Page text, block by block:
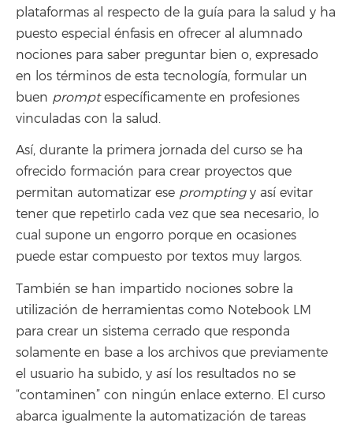
plataformas al respecto de la guía para la salud y ha
puesto especial énfasis en ofrecer al alumnado
nociones para saber preguntar bien o, expresado
en los términos de esta tecnología, formular un
buen promptespecíficamente en profesiones
vinculadas con la salud.
Así, durante la primera jornada del curso se ha
ofrecido formación para crear proyectos que
permitan automatizar ese promptingy así evitar
tener que repetirlo cada vez que sea necesario, lo
cual supone un engorro porque en ocasiones
puede estar compuesto por textos muy largos.
También se han impartido nociones sobre la
utilización de herramientas como Notebook LM
para crear un sistema cerrado que responda
solamente en base a los archivos que previamente
el usuario ha subido, y así los resultados no se
“contaminen” con ningún enlace externo. El curso
abarca igualmente la automatización de tareas